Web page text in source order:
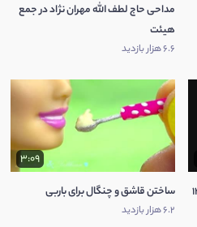
مداحی حاج لطف الله مهران نژاد در جمع
هیئت
6.6 هزار بازدید
3:09
ساختن قاشق و چنگال برای باربی
6.2 هزار بازدید